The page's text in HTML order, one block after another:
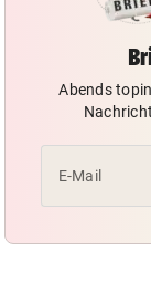
Abends
E-Mail